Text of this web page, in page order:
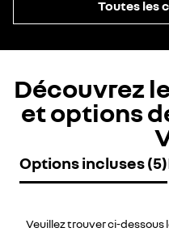
Toutes les
Découvrez
et options
Options incluses (5)
Veuillez trouver ci-dessous